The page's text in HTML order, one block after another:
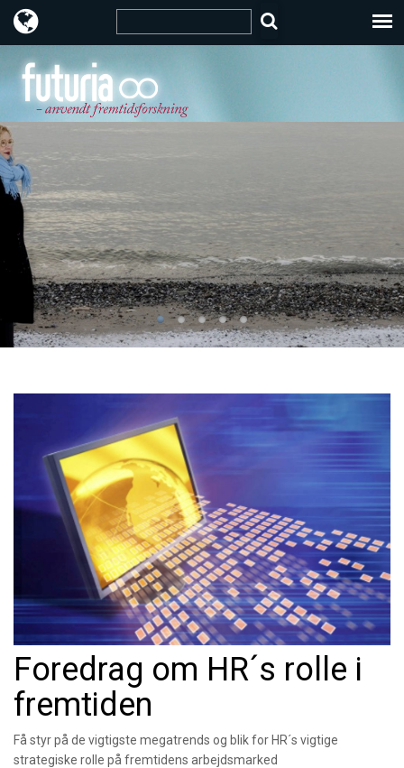
Foredrag om HR´s rolle i
fremtiden
Få styr på de vigtigste megatrends og blik for HR´s vigtige
strategiske rolle på fremtidens arbejdsmarked